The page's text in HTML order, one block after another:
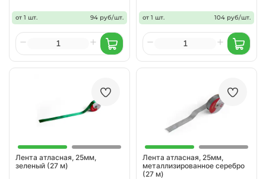
от 1 шт. 94 руб/шт. от 1 шт. 104 руб/шт.
Лента атласная, 25мм,
зеленый (27 м)
Лента атласная, 25мм,
металлизированное серебро
(27 м)